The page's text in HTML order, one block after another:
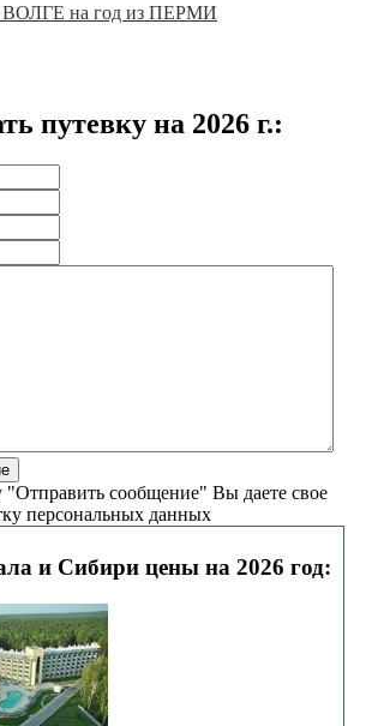
на год из ПЕРМИ
путевку на 2026 г.:
сообщение" Вы даете свое
персональных данных
и Сибири цены на 2026 год: